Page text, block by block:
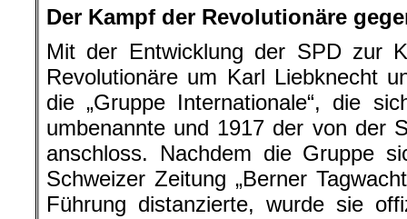
Der Kampf der Revolutionäre
Mit der Entwicklung der SPD zur
Revolutionäre um Karl Liebknecht
die „Gruppe Internationale“, die
umbenannte und 1917 der von der
anschloss. Nachdem die Gruppe
Schweizer Zeitung „Berner
Führung distanzierte, wurde sie